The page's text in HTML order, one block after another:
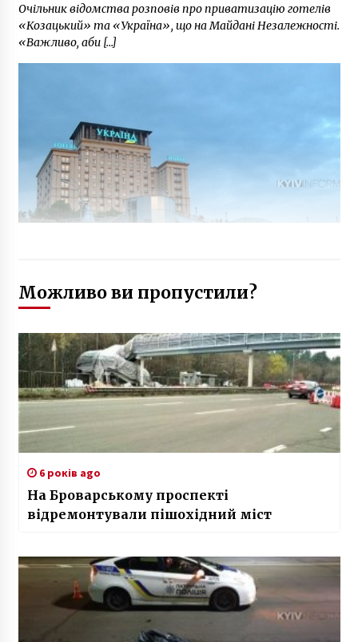
Очільник відомства розповів про приватизацію готелів
«Козацький» та «Україна», що на Майдані Незалежності.
«Важливо, аби […]
Можливо ви пропустили?
6 років ago
На Броварському проспекті
відремонтували пішохідний міст